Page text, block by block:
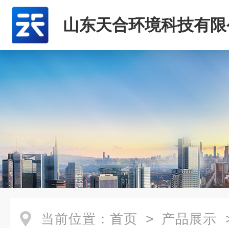
山东天合环境科技有
当前位置： 首页 > 产品展示